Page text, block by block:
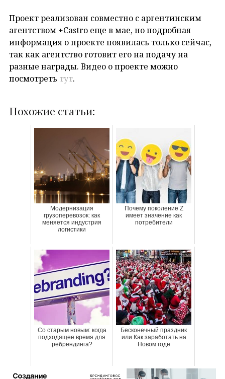
Проект реализован совместно с аргентинским
агентством +Castro еще в мае, но подробная
информация о проекте появилась только сейчас,
так как агентство готовит его на подачу на
разные награды. Видео о проекте можно
посмотреть тут.
Похожие статьи:
Модернизация
грузоперевозок: как
меняется индустрия
логистики
Почему поколение Z
имеет значение как
потребители
Со старым новым: когда
подходящее время для
ребрендинга?
Бесконечный праздник
или Как заработать на
Новом годе